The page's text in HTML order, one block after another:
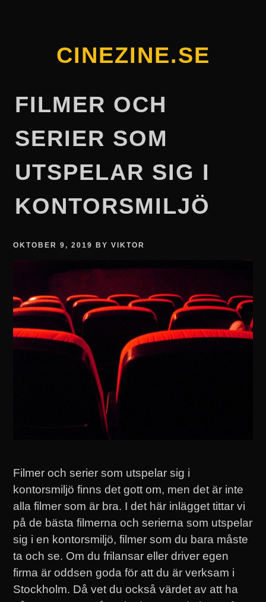
CINEZINE.SE
FILMER OCH
SERIER SOM
UTSPELAR SIG I
KONTORSMILJÖ
OKTOBER 9, 2019 BYVIKTOR
Filmer och serier som utspelar sig i
kontorsmiljö finns det gott om, men det är inte
alla filmer som är bra. I det här inlägget tittar vi
på de bästa filmerna och serierna som utspelar
sig i en kontorsmiljö, filmer som du bara måste
ta och se. Om du frilansar eller driver egen
firma är oddsen goda för att du är verksam i
Stockholm. Då vet du också värdet av att ha